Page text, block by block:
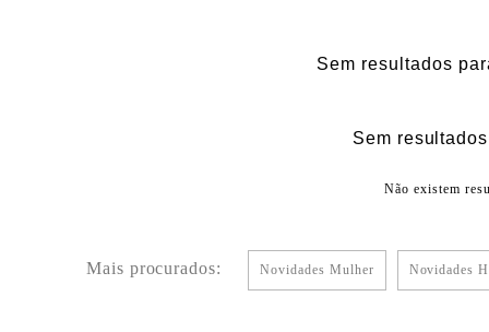
Sem resultados
Sem
Não existem
Mais procurados: Novidades Mulher Novidades